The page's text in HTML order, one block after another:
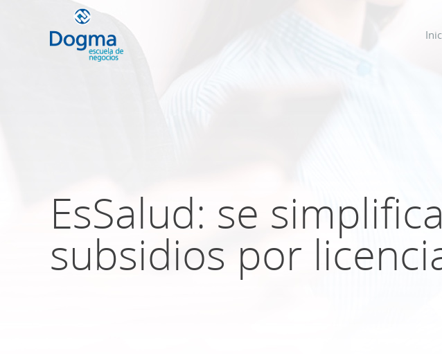
EsSalud: se
subsidios por
TRIBUTACIÓN INTERNACIONAL | TODO SOBRE
NO DOMICILIADOS